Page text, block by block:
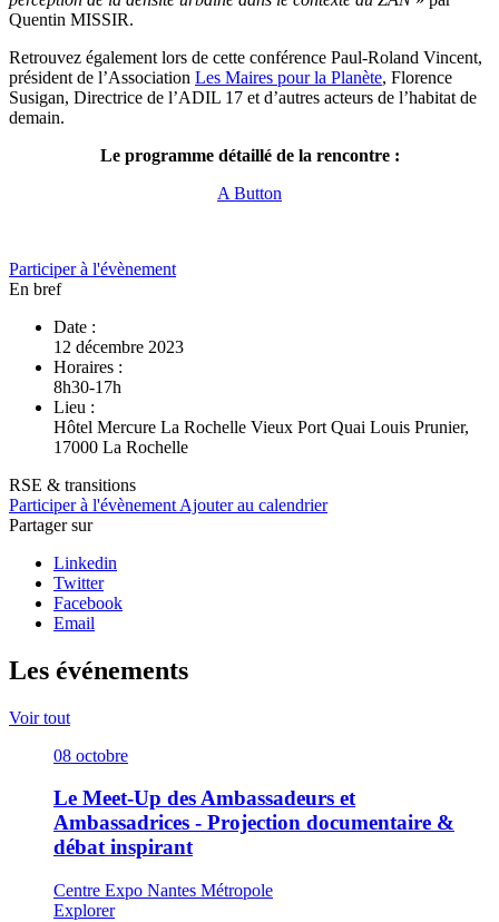
Quentin MISSIR.
Retrouvez également lors de cette conférence Paul-Roland Vincent,
président de l’Association Les Maires pour la Planète, Florence
Susigan, Directrice de l’ADIL 17 et d’autres acteurs de l’habitat de
demain.
Le programme détaillé de la rencontre :
A Button
Participer à l'évènement
En bref
Date :
12 décembre 2023
Horaires :
8h30-17h
Lieu :
Hôtel Mercure La Rochelle Vieux Port Quai Louis Prunier,
17000 La Rochelle
RSE & transitions
Participer à l'évènement Ajouter au calendrier
Partager sur
Linkedin
Twitter
Facebook
Email
Les événements
Voir tout
08 octobre
Le Meet-Up des Ambassadeurs et
Ambassadrices - Projection documentaire &
débat inspirant
Centre Expo Nantes Métropole
Explorer